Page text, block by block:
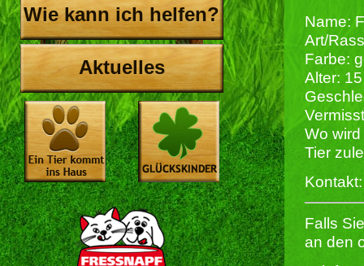
Wie kann ich helfen?
Aktuelles
Name:
Art/
Farbe:
Alter: 15
Wo
Tier
Falls
an den